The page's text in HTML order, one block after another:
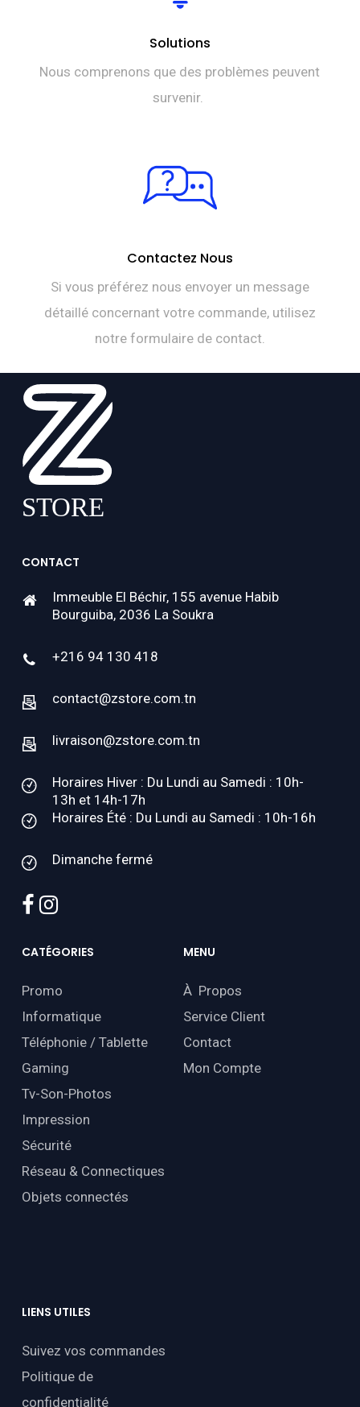
Solutions
Nous comprenons que des problèmes peuvent
survenir.
Contactez Nous
Si vous préférez nous envoyer un message
détaillé concernant votre commande, utilisez
notre formulaire de contact.
CONTACT
Immeuble El Béchir, 155 avenue Habib
Bourguiba, 2036 La Soukra
+216 94 130 418
contact@zstore.com.tn
livraison@zstore.com.tn
Horaires Hiver : Du Lundi au Samedi : 10h-
13h et 14h-17h
Horaires Été : Du Lundi au Samedi : 10h-16h
Dimanche fermé
facebook
instagram
CATÉGORIES
Promo
Informatique
Téléphonie / Tablette
Gaming
Tv-Son-Photos
Impression
Sécurité
Réseau & Connectiques
Objets connectés
MENU
À Propos
Service Client
Contact
Mon Compte
LIENS UTILES
Suivez vos commandes
Politique de
confidentialité